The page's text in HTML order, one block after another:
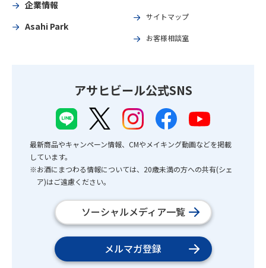
企業情報
Asahi Park
サイトマップ
お客様相談室
アサヒビール公式SNS
最新商品やキャンペーン情報、CMやメイキング動画などを掲載
しています。
※お酒にまつわる情報については、20歳未満の方への共有(シェ
ア)はご遠慮ください。
ソーシャルメディア一覧
メルマガ登録